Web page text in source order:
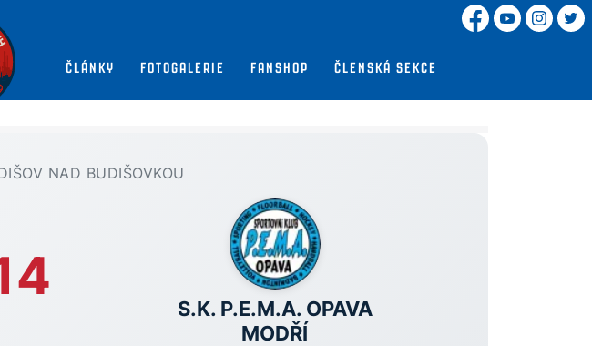
ČLÁNKY FOTOGALERIE FANSHOP ČLENSKÁ SEKCE
NAD BUDIŠOVKOU
S.K. P.E.M.A. OPAVA
MODŘÍ